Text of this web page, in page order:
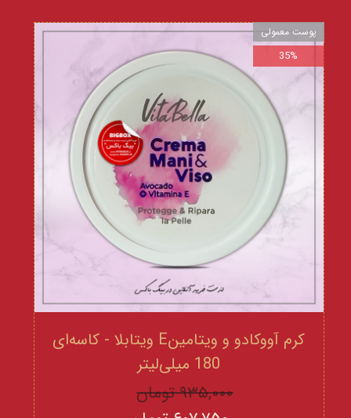
کرم آووکادو و ویتامینE ویتابلا - کاسه‌ای
180 میلی‌لیتر
۹۳۵,۰۰۰ تومان
پوست معمولی
35%